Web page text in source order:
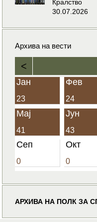
Кралство
30.07.2026
Архива на вести
<
Јан
23
Фев
24
Мај
41
Јун
43
Сеп
0
Окт
0
АРХИВА НА ПОЛК ЗА